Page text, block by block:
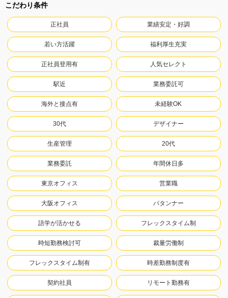
こだわり条件
正社員 業績安定・好調
若い方活躍 福利厚生充実
正社員登用有 人気セレクト
駅近 業務委託可
海外と接点有 未経験OK
30代 デザイナー
生産管理 20代
業務委託 年間休日多
東京オフィス 営業職
大阪オフィス パタンナー
語学が活かせる フレックスタイム制
時短勤務検討可 裁量労働制
フレックスタイム制有 時差勤務制度有
契約社員 リモート勤務有